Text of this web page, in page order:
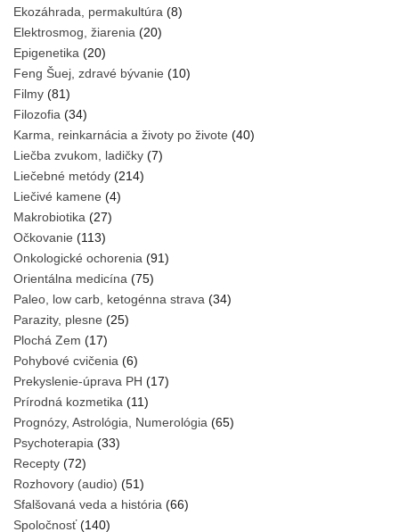
Ekozáhrada, permakultúra (8)
Elektrosmog, žiarenia (20)
Epigenetika (20)
Feng Šuej, zdravé bývanie (10)
Filmy (81)
Filozofia (34)
Karma, reinkarnácia a životy po živote (40)
Liečba zvukom, ladičky (7)
Liečebné metódy (214)
Liečivé kamene (4)
Makrobiotika (27)
Očkovanie (113)
Onkologické ochorenia (91)
Orientálna medicína (75)
Paleo, low carb, ketogénna strava (34)
Parazity, plesne (25)
Plochá Zem (17)
Pohybové cvičenia (6)
Prekyslenie-úprava PH (17)
Prírodná kozmetika (11)
Prognózy, Astrológia, Numerológia (65)
Psychoterapia (33)
Recepty (72)
Rozhovory (audio) (51)
Sfalšovaná veda a história (66)
Spoločnosť(140)